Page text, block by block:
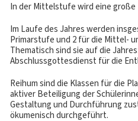
In der Mittelstufe wird eine
Im Laufe des Jahres werden
Primarstufe und 2 für die Mittel-
Thematisch sind sie auf die
Abschlussgottesdienst für die
Reihum sind die Klassen für die
aktiver Beteiligung der
Gestaltung und Durchführung
ökumenisch durchgeführt.